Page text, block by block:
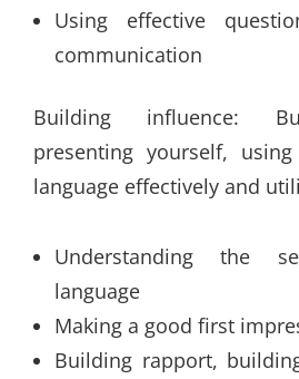
Using effective
communication
Building influence:
presenting yourself,
language effectively and
Understanding the
language
Making a good first
Building rapport,